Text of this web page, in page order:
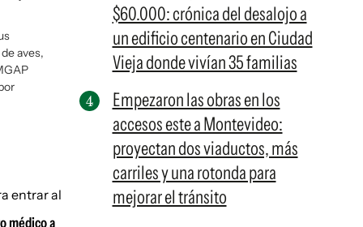
aves,
médico a
$60.000: crónica del desalojo a
un edificio centenario en Ciudad
Vieja donde vivían 35 familias
Empezaron las obras en los
accesos este a Montevideo:
proyectan dos viaductos, más
carriles y una rotonda para
mejorar el tránsito